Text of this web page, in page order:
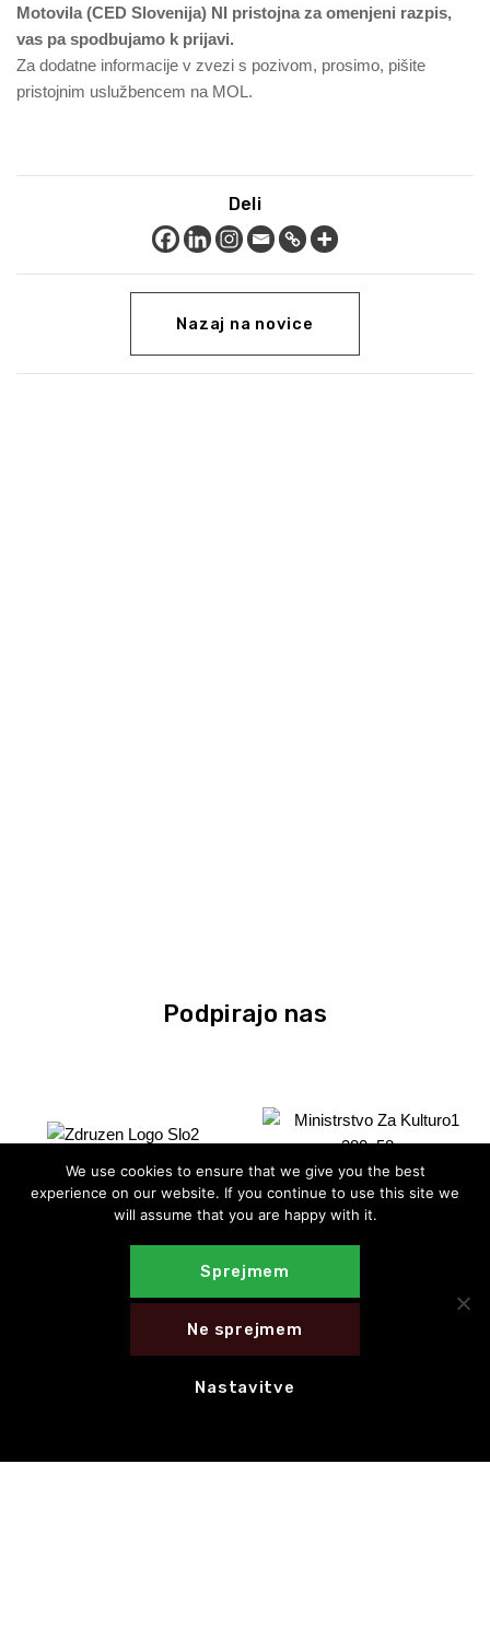
Motovila (CED Slovenija) NI pristojna za omenjeni razpis,
vas pa spodbujamo k prijavi.
Za dodatne informacije v zvezi s pozivom, prosimo, pišite
pristojnim uslužbencem na MOL.
Deli
Nazaj na novice
Podpirajo nas
We use cookies to ensure that we give you the best
experience on our website. If you continue to use this site we
will assume that you are happy with it.
Sprejmem
Ne sprejmem
Nastavitve